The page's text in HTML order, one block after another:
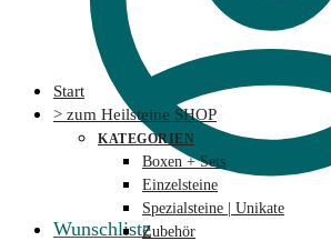
Wunschliste
Start
> zum Heilsteine SHOP
KATEGORIEN
Boxen + Sets
Einzelsteine
Spezialsteine | Unikate
Zubehör